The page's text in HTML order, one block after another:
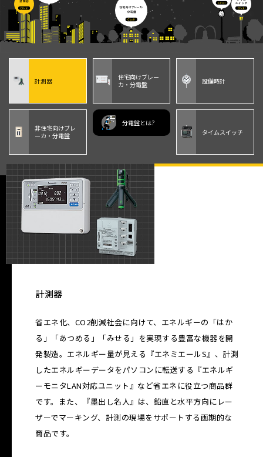
計測器
非住宅向けブレ
ーカ・分電盤
住宅向けブレー
カ・分電盤
設備時計
タイムスイッチ
分電盤とは?
計測器
省エネ化、CO2削減社会に向けて、エネルギーの「はか
る」「あつめる」「みせる」を実現する豊富な機器を開
発製造。エネルギー量が見える『エネミエールS』、計測
したエネルギーデータをパソコンに転送する『エネルギ
ーモニタLAN対応ユニット』など省エネに役立つ商品群
です。また、『墨出し名人』は、鉛直と水平方向にレー
ザーでマーキング、計測の現場をサポートする画期的な
商品です。